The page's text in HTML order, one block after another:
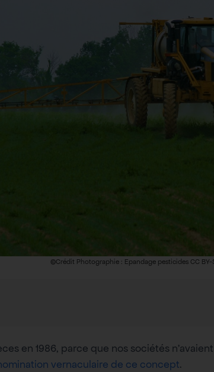
©Crédit Photographie : Epandage pesticides CC BY-
en 1986, parce que nos sociétés
vernaculaire de ce concept.